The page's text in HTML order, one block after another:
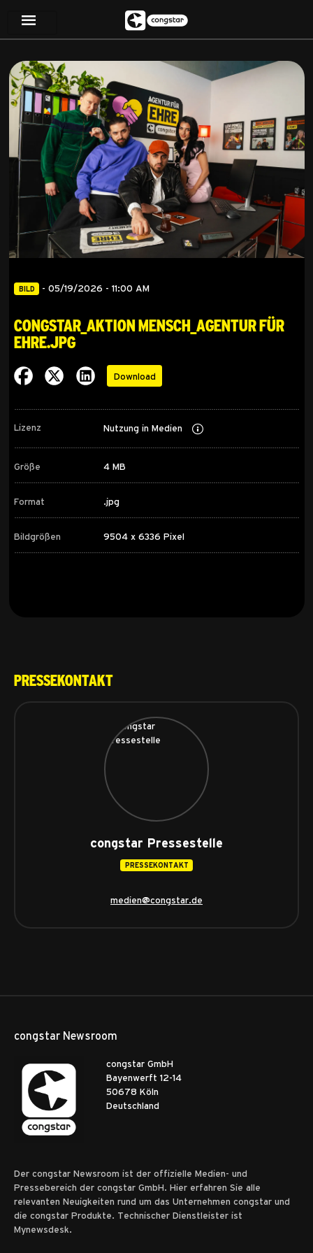
BILD -05/19/2026 - 11:00 AM
congstar_Aktion Mensch_Agentur für
Ehre.jpg
Download
Lizenz Nutzung in Medien
Größe 4 MB
Format .jpg
Bildgrößen 9504 x 6336 Pixel
Pressekontakt
congstar Pressestelle
PRESSEKONTAKT
medien@congstar.de
congstar Newsroom
congstar GmbH
Bayenwerft 12-14
50678 Köln
Deutschland
Der congstar Newsroom ist der offizielle Medien- und
Pressebereich der congstar GmbH. Hier erfahren Sie alle
relevanten Neuigkeiten rund um das Unternehmen congstar und
die congstar Produkte. Technischer Dienstleister ist
Mynewsdesk.